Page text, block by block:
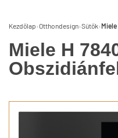
Kezdőlap›Otthondesign›Sütők›
Miele H